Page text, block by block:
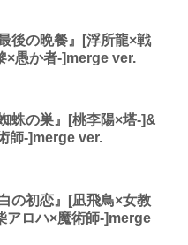
後の晩餐』[浮所龍×戦
×愚か者-]merge ver.
蛛の巣』[桃李陽×塔-]&
師-]merge ver.
の初恋』[凪飛鳥×女教
アロハ×魔術師-]merge